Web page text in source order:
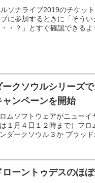
ソナライブ2019のチケッ
に参加するときに「そう
・？」とすぐ確認できる
ークソウルシリーズ
ャンペーンを開始
ムソフトウェアがニュー
１月４日１２時まで）フ
ダークソウル３か ブラッ
ローントゥデスのほ